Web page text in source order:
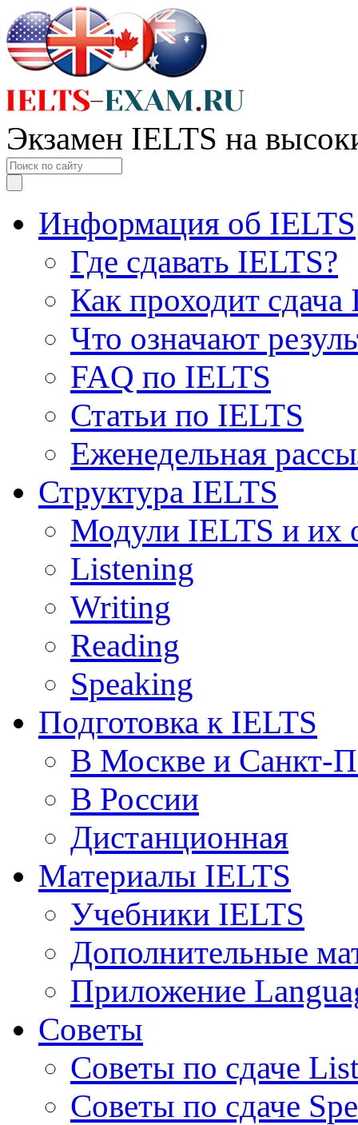
Экзамен IELTS на
Информация об IELTS
Где сдавать IELTS?
Как проходит сдача
Что означают
FAQ по IELTS
Статьи по IELTS
Еженедельная
Структура IELTS
Модули IELTS и их
Listening
Writing
Reading
Speaking
Подготовка к IELTS
В Москве и Санкт-
В России
Дистанционная
Материалы IELTS
Учебники IELTS
Дополнительные
Приложение
Советы
Советы по сдаче
Советы по сдаче